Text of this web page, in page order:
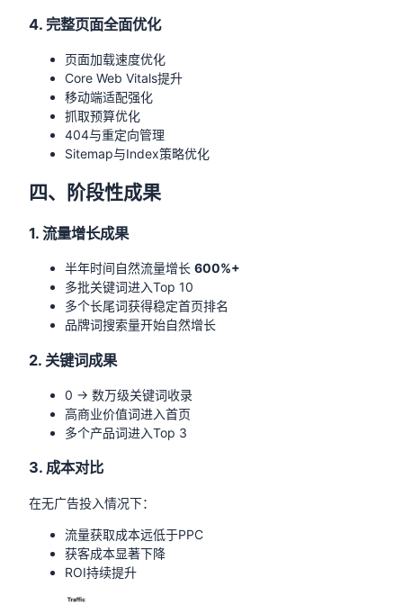
4. 完整页面全面优化
页面加载速度优化
Core Web Vitals提升
移动端适配强化
抓取预算优化
404与重定向管理
Sitemap与Index策略优化
四、阶段性成果
1. 流量增长成果
半年时间自然流量增长 600%+
多批关键词进入Top 10
多个长尾词获得稳定首页排名
品牌词搜索量开始自然增长
2. 关键词成果
0 → 数万级关键词收录
高商业价值词进入首页
多个产品词进入Top 3
3. 成本对比
在无广告投入情况下：
流量获取成本远低于PPC
获客成本显著下降
ROI持续提升